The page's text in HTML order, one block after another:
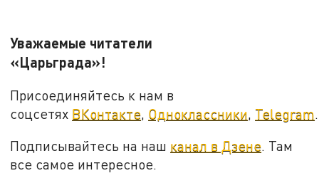
Уважаемые читатели
«Царьграда»!
Присоединяйтесь к нам в
соцсетях ВКонтакте, Одноклассники, Telegram.
Подписывайтесь на наш канал в Дзене. Там
все самое интересное.